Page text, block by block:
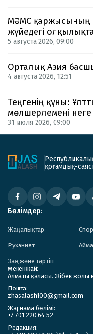
МӘМС қаржысының
жүйедегі
5 августа 2026, 09:00
Орталық Азия
4 августа 2026, 12:51
Теңгенің құны:
мөлшерлемені неге
31 июля 2026, 09:00
қоғамдық-
Бөлімдер:
Жаңалықтар
Руханият
Заң және тәртіп
Мекенжай:
Алматы қаласы. Жібек жолы
Пошта:
zhasalash100@gmail.com
Жарнама бөлімі:
+7 701 220 64 52
Редакция: